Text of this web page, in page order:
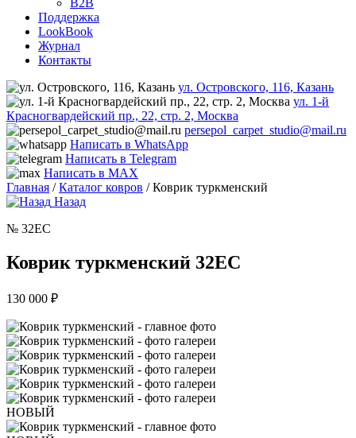
B2B
Поддержка
LookBook
Журнал
Контакты
ул. Островского, 116, Казань
ул. 1-й
Красногвардейский пр., 22, стр. 2, Москва
persepol_carpet_studio@mail.ru
Написать в WhatsApp
Написать в Telegram
Написать в MAX
Главная /Каталог ковров / Коврик туркменский
Назад
№ 32EC
Коврик туркменский 32EC
130 000 ₽
НОВЫЙ